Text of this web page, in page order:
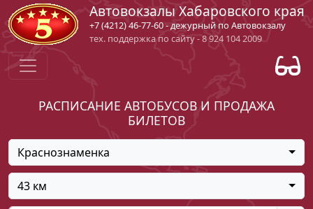
Автовокзалы Хабаровского края
+7 (4212) 46-77-60 - дежурный по Автовокзалу
тех. поддержка по сайту - 8 924 104 2009
РАСПИСАНИЕ АВТОБУСОВ И ПРОДАЖА
БИЛЕТОВ
Краснознаменка
43 км